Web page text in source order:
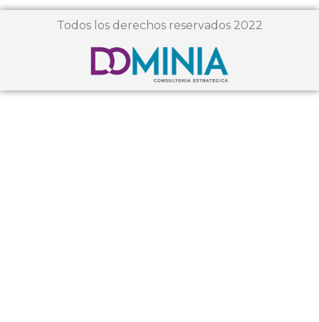
Todos los derechos reservados 2022